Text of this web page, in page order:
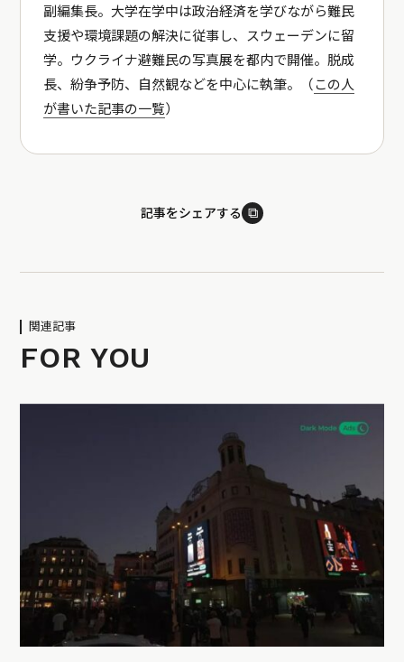
副編集長。大学在学中は政治経済を学びながら難民
支援や環境課題の解決に従事し、スウェーデンに留
学。ウクライナ避難民の写真展を都内で開催。脱成
長、紛争予防、自然観などを中心に執筆。（この人
が書いた記事の一覧）
記事をシェアする ⧉
関連記事
FOR YOU